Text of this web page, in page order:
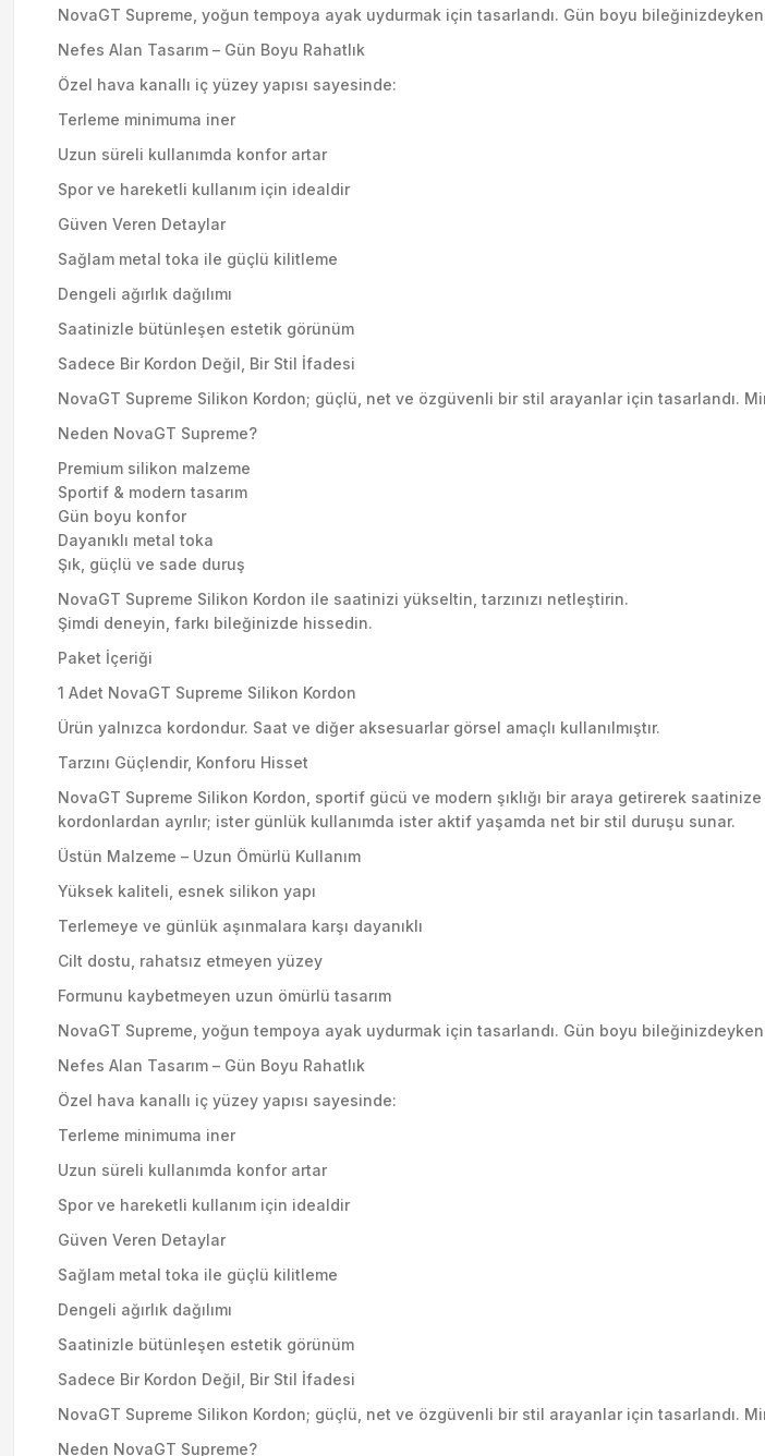
NovaGT Supreme, yoğun tempoya ayak uydurmak için tasarlandı. Gün boyu
Nefes Alan Tasarım – Gün Boyu Rahatlık
Özel hava kanallı iç yüzey yapısı sayesinde:
Terleme minimuma iner
Uzun süreli kullanımda konfor artar
Spor ve hareketli kullanım için idealdir
Güven Veren Detaylar
Sağlam metal toka ile güçlü kilitleme
Dengeli ağırlık dağılımı
Saatinizle bütünleşen estetik görünüm
Sadece Bir Kordon Değil, Bir Stil İfadesi
NovaGT Supreme Silikon Kordon; güçlü, net ve özgüvenli bir stil arayanlar için tasarlandı.
Neden NovaGT Supreme?
Premium silikon malzeme
Sportif & modern tasarım
Gün boyu konfor
Dayanıklı metal toka
Şık, güçlü ve sade duruş
NovaGT Supreme Silikon Kordon ile saatinizi yükseltin, tarzınızı netleştirin.
Şimdi deneyin, farkı bileğinizde hissedin.
Paket İçeriği
1 Adet NovaGT Supreme Silikon Kordon
Ürün yalnızca kordondur. Saat ve diğer aksesuarlar görsel amaçlı kullanılmıştır.
Tarzını Güçlendir, Konforu Hisset
NovaGT Supreme Silikon Kordon, sportif gücü ve modern şıklığı bir araya getirerek
kordonlardan ayrılır; ister günlük kullanımda ister aktif yaşamda net bir stil duruşu sunar.
Üstün Malzeme – Uzun Ömürlü Kullanım
Yüksek kaliteli, esnek silikon yapı
Terlemeye ve günlük aşınmalara karşı dayanıklı
Cilt dostu, rahatsız etmeyen yüzey
Formunu kaybetmeyen uzun ömürlü tasarım
NovaGT Supreme, yoğun tempoya ayak uydurmak için tasarlandı. Gün boyu
Nefes Alan Tasarım – Gün Boyu Rahatlık
Özel hava kanallı iç yüzey yapısı sayesinde:
Terleme minimuma iner
Uzun süreli kullanımda konfor artar
Spor ve hareketli kullanım için idealdir
Güven Veren Detaylar
Sağlam metal toka ile güçlü kilitleme
Dengeli ağırlık dağılımı
Saatinizle bütünleşen estetik görünüm
Sadece Bir Kordon Değil, Bir Stil İfadesi
NovaGT Supreme Silikon Kordon; güçlü, net ve özgüvenli bir stil arayanlar için tasarlandı.
Neden NovaGT Supreme?